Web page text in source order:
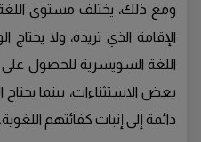
ومع ذلك، يختلف مستوى اللغة
الإقامة الذي تريده، ولا
اللغة السويسرية للحصول
بعض الاستثناءات، بينما
دائمة إلى إثبات كفائتهم اللغوية.